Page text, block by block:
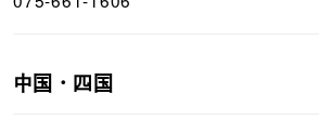
中国・四国